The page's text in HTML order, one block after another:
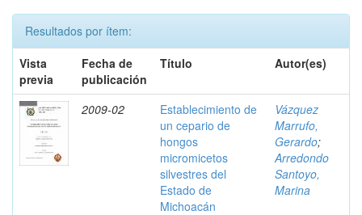
Resultados por ítem:
Vista
previa
Fecha de
publicación
Título Autor(es)
2009-02
Establecimiento de
un cepario de
hongos
micromicetos
silvestres del
Estado de
Michoacán
Vázquez
Marrufo,
Gerardo;
Arredondo
Santoyo,
Marina